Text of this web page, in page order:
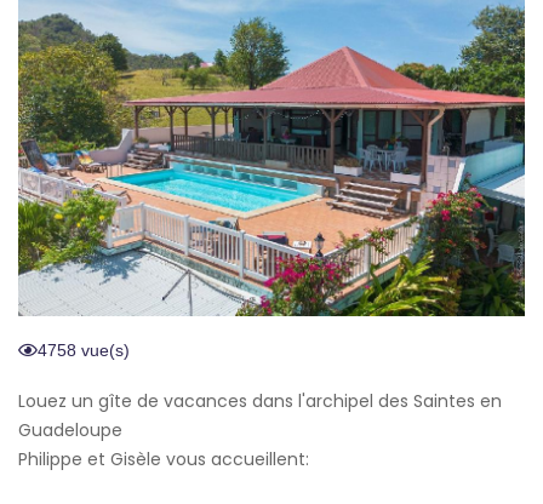
4758 vue(s)
Louez un gîte de vacances dans l'archipel des Saintes en
Guadeloupe
Philippe et Gisèle vous accueillent: